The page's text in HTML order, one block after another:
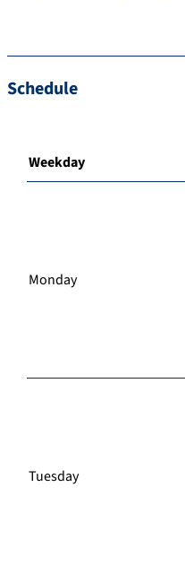
Schedule
Weekday
Monday
Tuesday